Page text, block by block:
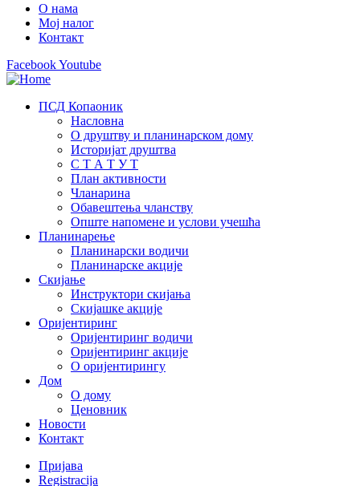
О нама
Мој налог
Контакт
FacebookYoutube
ПСД Копаоник
Насловна
О друштву и планинарском дому
Историјат друштва
С Т А Т У Т
План активности
Чланарина
Обавештења чланству
Опште напомене и услови учешћа
Планинарење
Планинарски водичи
Планинарске акције
Скијање
Инструктори скијања
Скијашке акције
Оријентиринг
Оријентиринг водичи
Оријентиринг акције
О оријентирингу
Дом
О дому
Ценовник
Новости
Контакт
Пријава
Registracija